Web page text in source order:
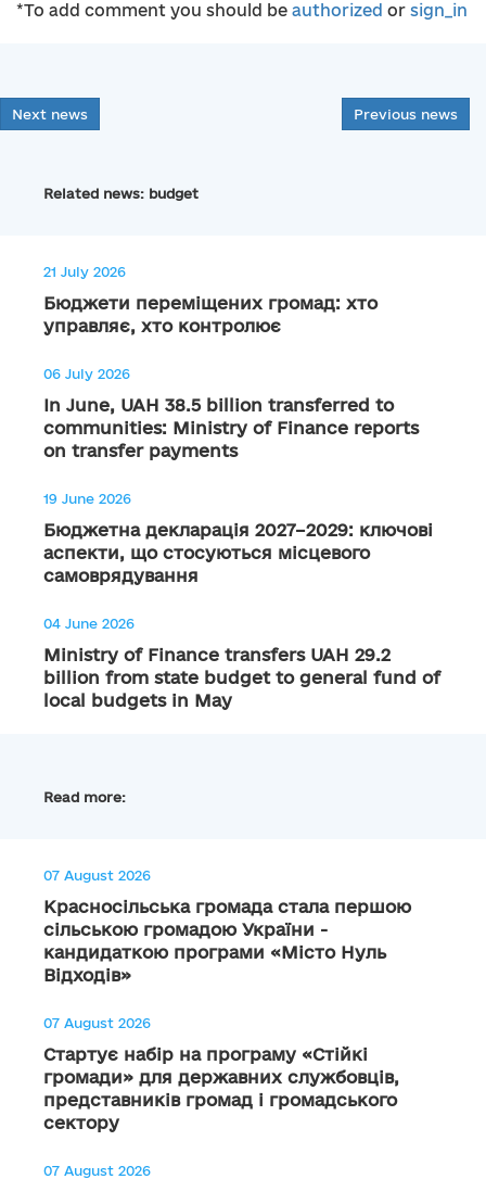
*To add comment you should be authorized or sign_in
Next news Previous news
Related news: budget
21 July 2026
Бюджети переміщених громад: хто
управляє, хто контролює
06 July 2026
In June, UAH 38.5 billion transferred to
communities: Ministry of Finance reports
on transfer payments
19 June 2026
Бюджетна декларація 2027–2029: ключові
аспекти, що стосуються місцевого
самоврядування
04 June 2026
Ministry of Finance transfers UAH 29.2
billion from state budget to general fund of
local budgets in May
Read more:
07 August 2026
Красносільська громада стала першою
сільською громадою України -
кандидаткою програми «Місто Нуль
Відходів»
07 August 2026
Стартує набір на програму «Стійкі
громади» для державних службовців,
представників громад і громадського
сектору
07 August 2026